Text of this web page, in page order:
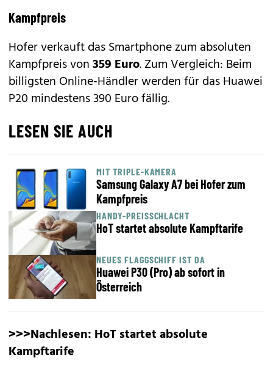
Kampfpreis
Hofer verkauft das Smartphone zum absoluten
Kampfpreis von359 Euro. Zum Vergleich: Beim
billigsten Online-Händler werden für das Huawei
P20 mindestens 390 Euro fällig.
LESEN SIE AUCH
MIT TRIPLE-KAMERA
Samsung Galaxy A7 bei Hofer zum
Kampfpreis
HANDY-PREISSCHLACHT
HoT startet absolute Kampftarife
NEUES FLAGGSCHIFF IST DA
Huawei P30 (Pro) ab sofort in
Österreich
>>>Nachlesen: HoT startet absolute
Kampftarife